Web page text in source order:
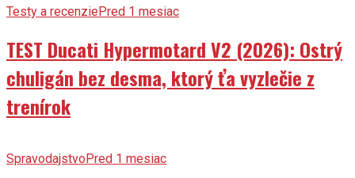
Testy a recenziePred 1 mesiac
TEST Ducati Hypermotard V2 (2026): Ostrý
chuligán bez desma, ktorý ťa vyzlečie z
trenírok
SpravodajstvoPred 1 mesiac